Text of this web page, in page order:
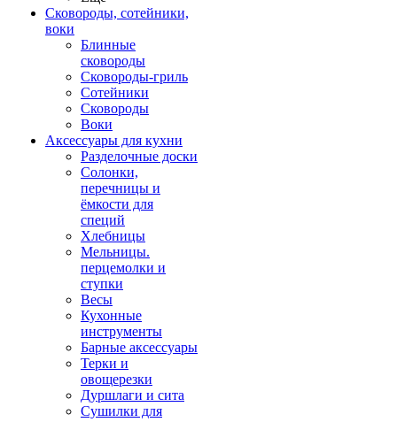
Сковороды, сотейники,
воки
Блинные
сковороды
Сковороды-гриль
Сотейники
Сковороды
Воки
Аксессуары для кухни
Разделочные доски
Солонки,
перечницы и
ёмкости для
специй
Хлебницы
Мельницы.
перцемолки и
ступки
Весы
Кухонные
инструменты
Барные аксессуары
Терки и
овощерезки
Дуршлаги и сита
Сушилки для